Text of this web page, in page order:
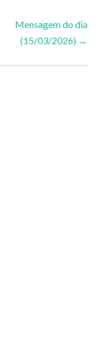
Mensagem do dia
(15/03/2026) →